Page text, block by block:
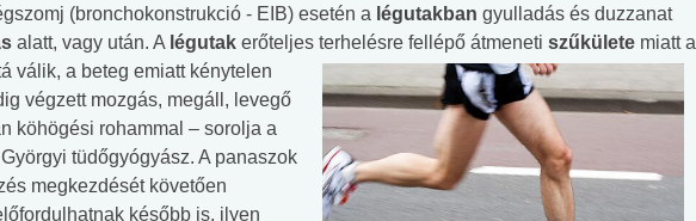
(bronchokonstrukció - EIB) esetén a légutakban gyulladás és duzzanat
alatt, vagy után. A légutak erőteljes terhelésre fellépő átmeneti szűkülete miatt a
válik, a beteg emiatt kénytelen
végzett mozgás, megáll, levegő
köhögési rohammal – sorolja a
tüdőgyógyász. A panaszok
megkezdését követően
később is, ilyen